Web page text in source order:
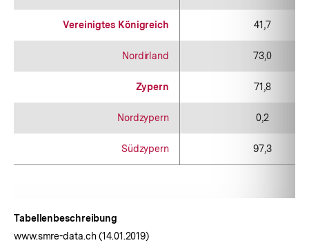
Vereinigtes Königreich 41,7
Nordirland 73,0
Zypern 71,8
Nordzypern 0,2
Südzypern 97,3
Tabellenbeschreibung
www.smre-data.ch (14.01.2019)